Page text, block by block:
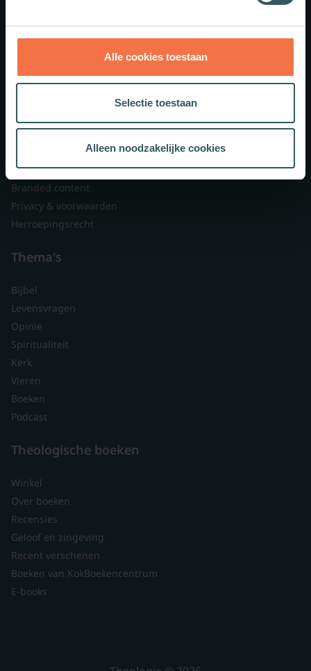
Alle cookies toestaan
Selectie toestaan
Alleen noodzakelijke cookies
Nieuwsbrieven
Veelgestelde vragen
Contact
Branded content
Privacy & voorwaarden
Herroepingsrecht
Thema's
Bijbel
Levensvragen
Opinie
Spiritualiteit
Kerk
Vieren
Boeken
Podcast
Theologische boeken
Winkel
Over boeken
Recensies
Geloof en zingeving
Recent verschenen
Boeken van KokBoekencentrum
E-books